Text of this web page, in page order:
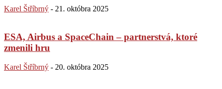
Karel Štříbrný - 21. októbra 2025
ESA, Airbus a SpaceChain – partnerstvá, ktoré
zmenili hru
Karel Štříbrný - 20. októbra 2025